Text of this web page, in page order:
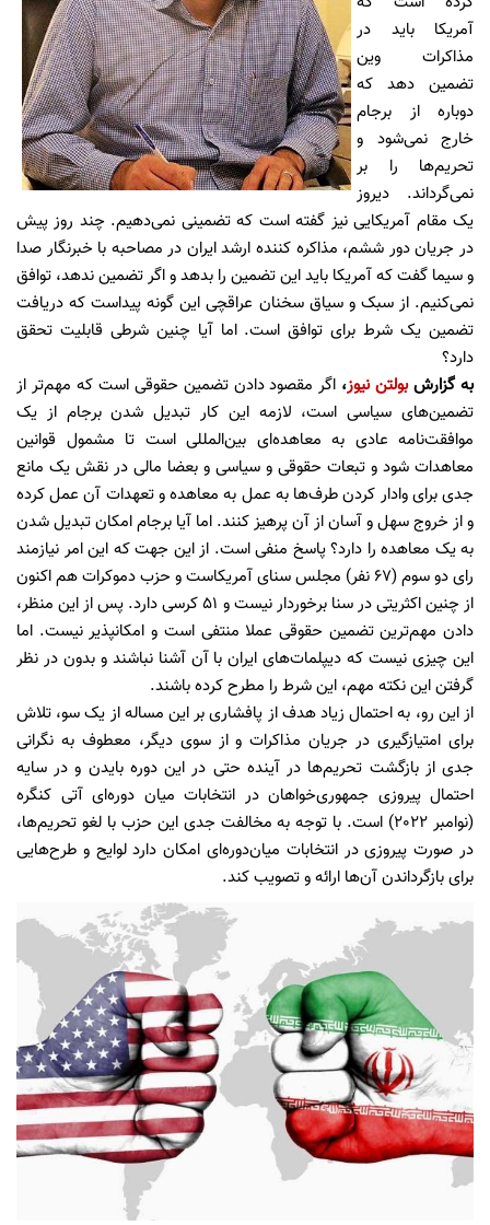
آمریکا باید در
مذاکرات وین
تضمین دهد که
دوباره از برجام
خارج نمی‌شود و
تحریم‌ها را بر
نمی‌گرداند. دیروز
یک مقام آمریکایی نیز گفته است که تضمینی نمی‌دهیم. چند روز پیش
در جریان دور ششم، مذاکره کننده ارشد ایران در مصاحبه با خبرنگار صدا
و سیما گفت که آمریکا باید این تضمین را بدهد و اگر تضمین ندهد، توافق
نمی‌کنیم. از سبک و سیاق سخنان عراقچی این گونه پیداست که دریافت
تضمین یک شرط برای توافق است. اما آیا چنین شرطی قابلیت تحقق
دارد؟
به گزارشبولتن نیوز، اگر مقصود دادن تضمین حقوقی است که مهم‌تر از
تضمین‌های سیاسی است، لازمه این کار تبدیل شدن برجام از یک
موافقت‌نامه عادی به معاهده‌ای بین‌المللی است تا مشمول قوانین
معاهدات شود و تبعات حقوقی و سیاسی و بعضا مالی در نقش یک مانع
جدی برای وادار کردن طرف‌ها به عمل به معاهده و تعهدات آن عمل کرده
و از خروج سهل و آسان از آن پرهیز کنند. اما آیا برجام امکان تبدیل شدن
به یک معاهده را دارد؟ پاسخ منفی است. از این جهت که این امر نیازمند
رای دو سوم (67 نفر) مجلس سنای آمریکاست و حزب دموکرات هم اکنون
از چنین اکثریتی در سنا برخوردار نیست و 51 کرسی دارد. پس از این منظر،
دادن مهم‌ترین تضمین حقوقی عملا منتفی است و امکانپذیر نیست. اما
این چیزی نیست که دیپلمات‌های ایران با آن آشنا نباشند و بدون در نظر
گرفتن این نکته مهم، این شرط را مطرح کرده باشند.
از این رو، به احتمال زیاد هدف از پافشاری بر این مساله از یک سو، تلاش
برای امتیازگیری در جریان مذاکرات و از سوی دیگر، معطوف به نگرانی
جدی از بازگشت تحریم‌ها در آینده حتی در این دوره بایدن و در سایه
احتمال پیروزی جمهوری‌خواهان در انتخابات میان دوره‌ای آتی کنگره
(نوامبر 2022) است. با توجه به مخالفت جدی این حزب با لغو تحریم‌ها،
در صورت پیروزی در انتخابات میان‌‌دوره‌ای امکان دارد لوایح و طرح‌هایی
برای بازگرداندن آن‌ها ارائه و تصویب کند.